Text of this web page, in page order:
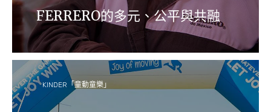
FERRERO的多元、公平與共融
Ferrero集團建立在堅實的家族價值觀上，我們致力為
所有員工及與合作夥伴打造充滿信任、尊重、多樣性
和包容的文化氛圍。
KINDER「童動童樂」